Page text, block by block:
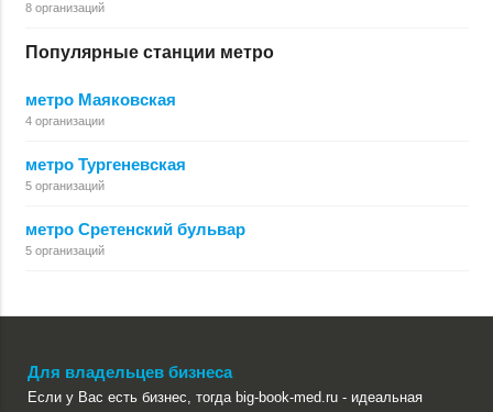
8 организаций
Популярные станции метро
метро Маяковская
4 организации
метро Тургеневская
5 организаций
метро Сретенский бульвар
5 организаций
Для владельцев бизнеса
Если у Вас есть бизнес, тогда big-book-med.ru - идеальная